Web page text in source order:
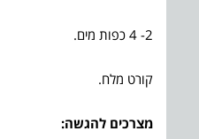
2- 4 כפות מים.
קורט מלח.
מצרכים להגשה: